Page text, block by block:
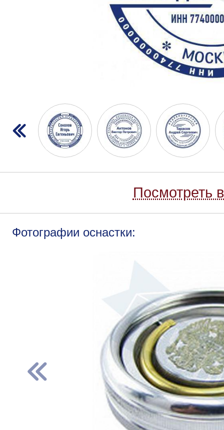
Посмотреть
Фотографии оснастки: